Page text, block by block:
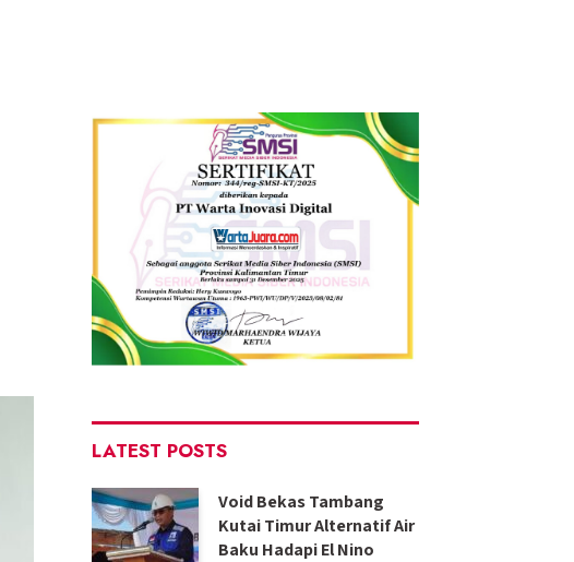
LATEST POSTS
Void Bekas Tambang
Kutai Timur Alternatif Air
Baku Hadapi El Nino